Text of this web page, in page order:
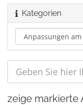
Kategorien
zeige markierte